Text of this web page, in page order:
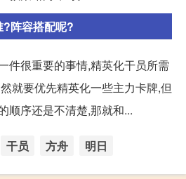
?阵容搭配呢?
件很重要的事情,精英化干员所需
就要优先精英化一些主力卡牌,但
顺序还是不清楚,那就和...
干员 方舟 明日